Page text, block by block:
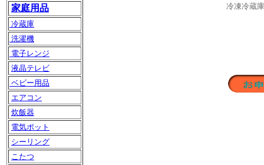
家庭用品
冷蔵庫
洗濯機
電子レンジ
液晶テレビ
ベビー用品
エアコン
炊飯器
電気ポット
シーリング
こたつ
冷凍冷蔵